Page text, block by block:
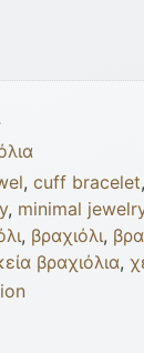
, cuff bracelet,
, minimal
, βραχιόλι,
βραχιόλια,